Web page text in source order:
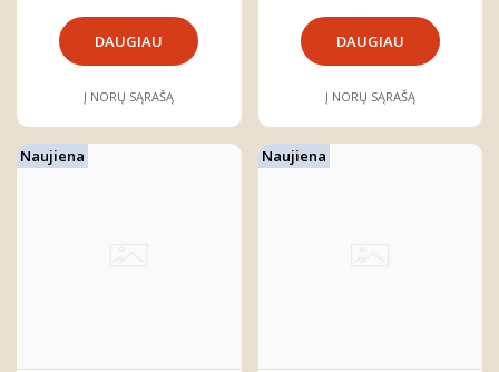
DAUGIAU
Į NORŲ SĄRAŠĄ
DAUGIAU
Į NORŲ SĄRAŠĄ
Naujiena Naujiena